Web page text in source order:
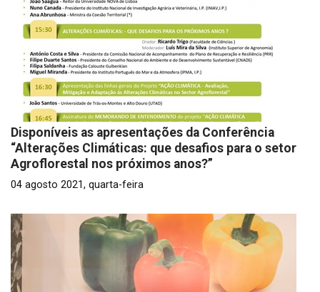
Disponíveis as apresentações da Conferência
“Alterações Climáticas: que desafios para o setor
Agroflorestal nos próximos anos?”
04 agosto 2021, quarta-feira